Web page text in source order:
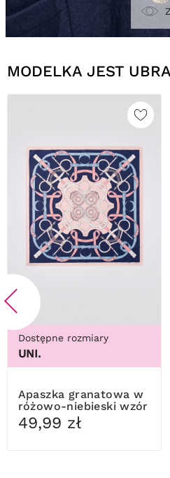
MODELKA JEST
Dostępne rozmiary
UNI.
Apaszka granatowa w
różowo-niebieski wzór
49,99 zł